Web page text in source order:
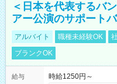
＜日本を代表するバ
アー公演のサポート
アルバイト 職種未経験OK
ブランクOK
給与
時給1250円～